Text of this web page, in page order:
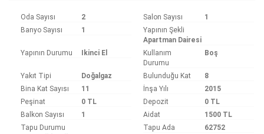
Oda Sayısı 2 Salon Sayısı
1
Banyo Sayısı
1
Yapının Şekli
Apartman Dairesi
Yapının Durumu
Ikinci El
Kullanım
Durumu
Boş
Yakıt Tipi Doğalgaz Bulunduğu Kat
8
Bina Kat Sayısı
11 İnşa Yılı
2015
Peşinat
0 TL Depozit
0 TL
Balkon Sayısı
1 Aidat
1500 TL
Tapu Durumu
Tapu Ada
62752